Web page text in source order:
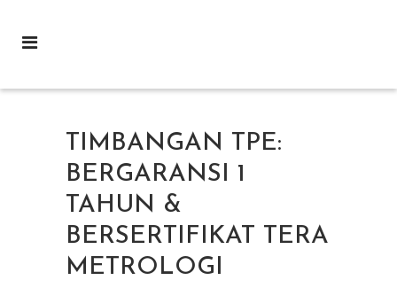
TIMBANGAN TPE:
BERGARANSI 1
TAHUN &
BERSERTIFIKAT TERA
METROLOGI